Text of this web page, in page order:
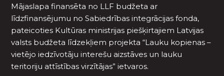
Mājaslapa finansēta no LLF budžeta ar
līdzfinansējumu no Sabiedrības integrācijas fonda,
pateicoties Kultūras ministrijas piešķirtajiem Latvijas
valsts budžeta līdzekļiem projekta “Lauku kopienas –
vietējo iedzīvotāju interešu aizstāves un lauku
teritoriju attīstības virzītājas” ietvaros.